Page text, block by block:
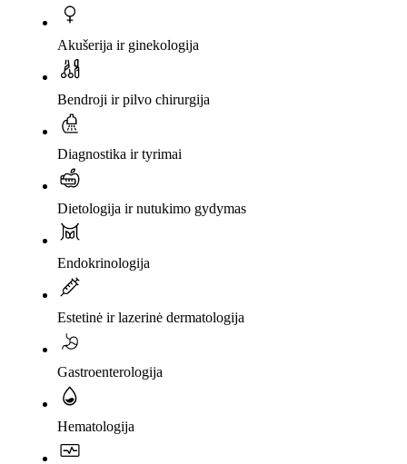
Akušerija ir ginekologija
Bendroji ir pilvo chirurgija
Diagnostika ir tyrimai
Dietologija ir nutukimo gydymas
Endokrinologija
Estetinė ir lazerinė dermatologija
Gastroenterologija
Hematologija